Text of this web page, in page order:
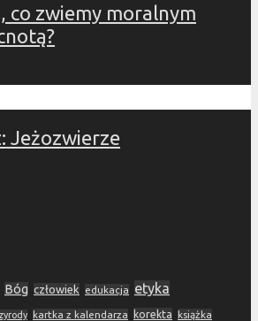
co zwiemy moralnym
Jeżozwierze
Bóg człowiek edukacja etyka
kartka z kalendarza korekta książka